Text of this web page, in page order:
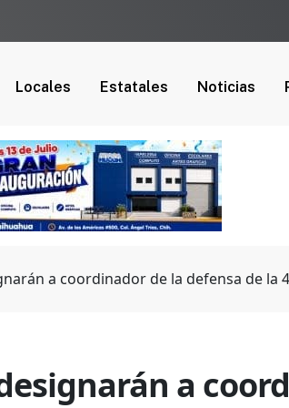
Locales Estatales Noticias
a coordinador de la defensa de la
a